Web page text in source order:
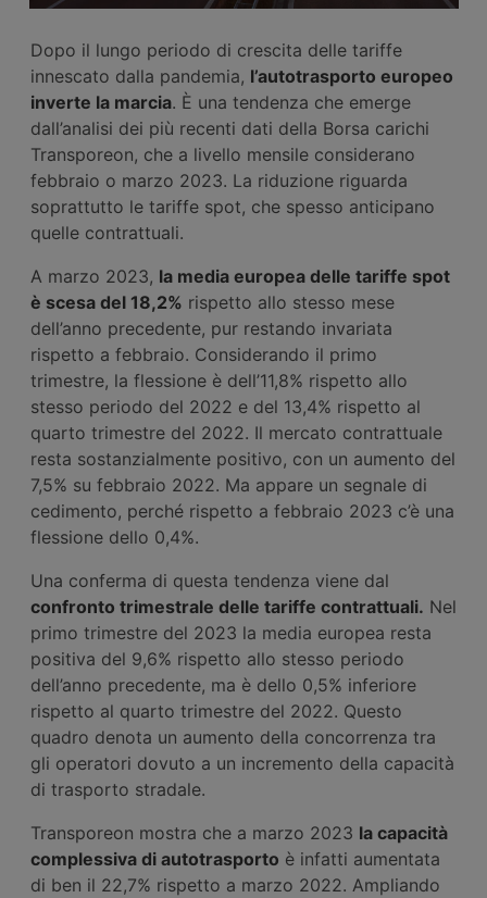
Dopo il lungo periodo di crescita delle tariffe
innescato dalla pandemia, l’autotrasporto europeo
inverte la marcia. È una tendenza che emerge
dall’analisi dei più recenti dati della Borsa carichi
Transporeon, che a livello mensile considerano
febbraio o marzo 2023. La riduzione riguarda
soprattutto le tariffe spot, che spesso anticipano
quelle contrattuali.
A marzo 2023, la media europea delle tariffe spot
è scesa del 18,2% rispetto allo stesso mese
dell’anno precedente, pur restando invariata
rispetto a febbraio. Considerando il primo
trimestre, la flessione è dell’11,8% rispetto allo
stesso periodo del 2022 e del 13,4% rispetto al
quarto trimestre del 2022. Il mercato contrattuale
resta sostanzialmente positivo, con un aumento del
7,5% su febbraio 2022. Ma appare un segnale di
cedimento, perché rispetto a febbraio 2023 c’è una
flessione dello 0,4%.
Una conferma di questa tendenza viene dal
confronto trimestrale delle tariffe contrattuali. Nel
primo trimestre del 2023 la media europea resta
positiva del 9,6% rispetto allo stesso periodo
dell’anno precedente, ma è dello 0,5% inferiore
rispetto al quarto trimestre del 2022. Questo
quadro denota un aumento della concorrenza tra
gli operatori dovuto a un incremento della capacità
di trasporto stradale.
Transporeon mostra che a marzo 2023 la capacità
complessiva di autotrasporto è infatti aumentata
di ben il 22,7% rispetto a marzo 2022. Ampliando